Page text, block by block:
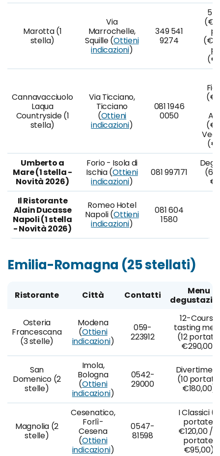
Marotta (1
stella)
Via
Marrochelle,
Squille (Ottieni
indicazioni)
349 541
9274
5
Cannavacciuolo
Laqua
Countryside (1
stella)
Via Ticciano,
Ticciano
(Ottieni
indicazioni)
081 1946
0050
Umberto a
Mare (1 stella -
Novità 2026)
Forio - Isola di
Ischia (Ottieni
indicazioni)
081 997171
(6
Il Ristorante
Alain Ducasse
Napoli (1 stella
- Novità 2026)
Romeo Hotel
Napoli (Ottieni
indicazioni)
081 604
1580
Emilia-Romagna (25 stellati)
Ristorante Città Contatti
Menu
Osteria
Francescana
(3 stelle)
Modena
(Ottieni
indicazioni)
059-
223912
12-Course
tasting
(12 portate,
€290,00)
San
Domenico (2
stelle)
Imola,
Bologna
(Ottieni
indicazioni)
0542-
29000
(10
€180,00)
Magnolia (2
stelle)
Cesenatico,
Forlì-
Cesena
(Ottieni
indicazioni)
0547-
81598
I Classici (7
portate,
€120,00 / 5
portate,
€95,00)